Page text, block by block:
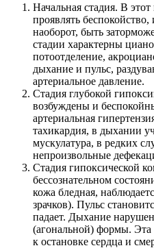
Начальная стадия. В
проявлять
наоборот, быть
стадии характерны
потоотделение,
дыхание и пульс,
артериальное давление.
Стадия глубокой
возбуждены и
артериальная
тахикардия, в дыхании
мускулатура, в редких
непроизвольные
Стадия гипоксической
бессознательном
кожа бледная,
зрачков). Пульс
падает. Дыхание
(агональной) формы. Эта
к остановке сердца и